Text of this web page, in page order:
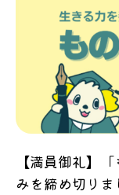
【満員御礼】
みを締め切りま